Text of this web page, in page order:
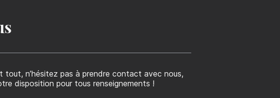
à louer à Paris.
disposition pour tous renseignements !